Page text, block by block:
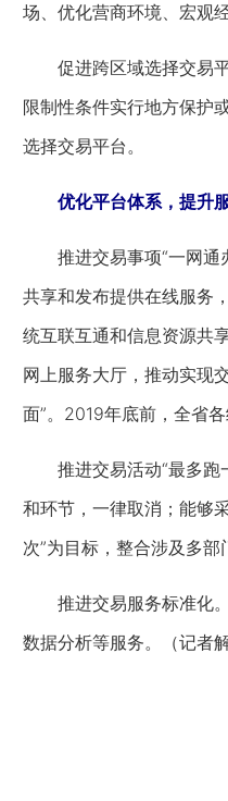
场、优化营商环境、宏观
促进跨区域选择交易平
限制性条件实行地方保护
选择交易平台。
优化平台体系，提升
推进交易事项“一网通办
共享和发布提供在线服务
统互联互通和信息资源共
网上服务大厅，推动实现
面”。2019年底前，全省
推进交易活动“最多跑一
和环节，一律取消；能够
次”为目标，整合涉及多部
推进交易服务标准化。
数据分析等服务。（记者解